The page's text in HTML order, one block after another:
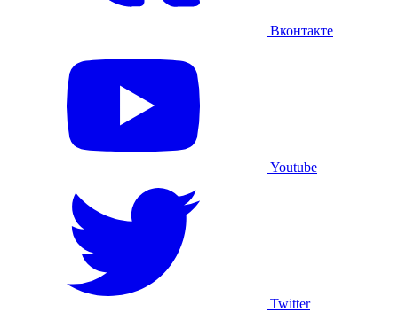
Вконтакте
Youtube
Twitter